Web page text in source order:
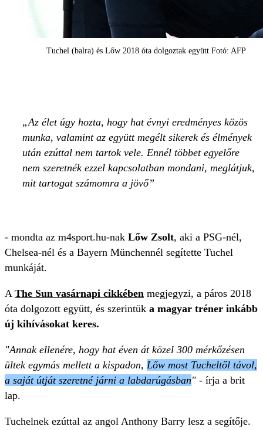
Tuchel (balra) és Lőw 2018 óta dolgoztak együtt Fotó: AFP
Az élet úgy hozta, hogy hat évnyi eredményes közös
munka, valamint az együtt megélt sikerek és élmények
után ezúttal nem tartok vele. Ennél többet egyelőre
nem szeretnék ezzel kapcsolatban mondani, meglátjuk,
mit tartogat számomra a jövő
- mondta az m4sport.hu-nak Lőw Zsolt, aki a PSG-nél,
Chelsea-nél és a Bayern Münchennél segítette Tuchel
munkáját.
A The Sun vasárnapi cikkében megjegyzi, a páros 2018
óta dolgozott együtt, és szerintük a magyar tréner inkább
új kihívásokat keres.
"Annak ellenére, hogy hat éven át közel 300 mérkőzésen
ültek egymás mellett a kispadon, Lőw most Tucheltől távol,
a saját útját szeretné járni a labdarúgásban" - írja a brit
lap.
Tuchelnek ezúttal az angol Anthony Barry lesz a segítője.